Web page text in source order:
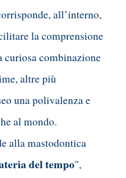
all’interno,
la comprensione
curiosa combinazione
altre più
una polivalenza e
al mondo.
alla mastodontica
del tempo",